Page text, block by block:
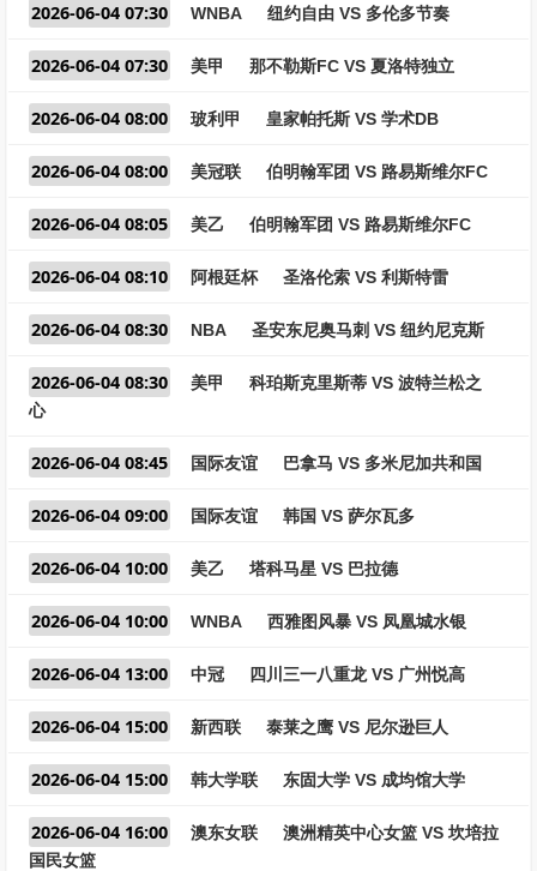
2026-06-04 07:30 WNBA 纽约自由 VS 多伦多节奏
2026-06-04 07:30 美甲 那不勒斯FC VS 夏洛特独立
2026-06-04 08:00 玻利甲 皇家帕托斯 VS 学术DB
2026-06-04 08:00 美冠联 伯明翰军团 VS 路易斯维尔FC
2026-06-04 08:05 美乙 伯明翰军团 VS 路易斯维尔FC
2026-06-04 08:10 阿根廷杯 圣洛伦索 VS 利斯特雷
2026-06-04 08:30 NBA 圣安东尼奥马刺 VS 纽约尼克斯
2026-06-04 08:30 美甲
科珀斯克里斯蒂 VS 波特兰松之
心
2026-06-04 08:45 国际友谊 巴拿马 VS 多米尼加共和国
2026-06-04 09:00 国际友谊 韩国 VS 萨尔瓦多
2026-06-04 10:00 美乙 塔科马星 VS 巴拉德
2026-06-04 10:00 WNBA 西雅图风暴 VS 凤凰城水银
2026-06-04 13:00 中冠 四川三一八重龙 VS 广州悦高
2026-06-04 15:00 新西联 泰莱之鹰 VS 尼尔逊巨人
2026-06-04 15:00 韩大学联 东固大学 VS 成均馆大学
2026-06-04 16:00 澳东女联
澳洲精英中心女篮 VS 坎培拉
国民女篮